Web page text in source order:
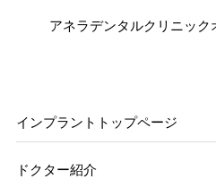
アネラデンタルクリニック
インプラントトップページ
ドクター紹介